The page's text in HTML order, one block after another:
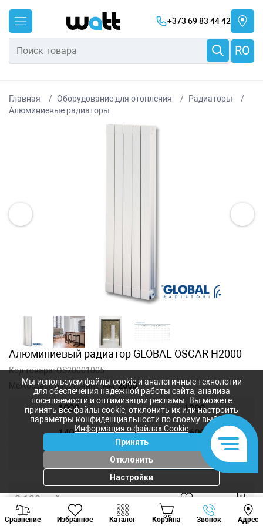
+373 69 83 44 42
RO
Главная Оборудование для отопления
Радиаторы
Алюминиевые радиаторы
Алюминиевый радиатор GLOBAL OSCAR H2000
Код товара:OS20001005
Межосевое расстояние, мм:2000
1000 1200
1400 1600
2000
3 130лей
2 739 лей +
Сравнение Избранное Каталог Корзина Звонок Адрес
Viber Whatsapp
Мы используем файлы cookie и аналогичные технологии
для обеспечения надежной работы сайта, анализа
посещаемости и оптимизации рекламы. Вы можете
принять все файлы cookie, отклонить их или настроить
параметры конфиденциальности по своему выбору.
Информация о файлах Cookie
Принять
Отклонить
Настройки